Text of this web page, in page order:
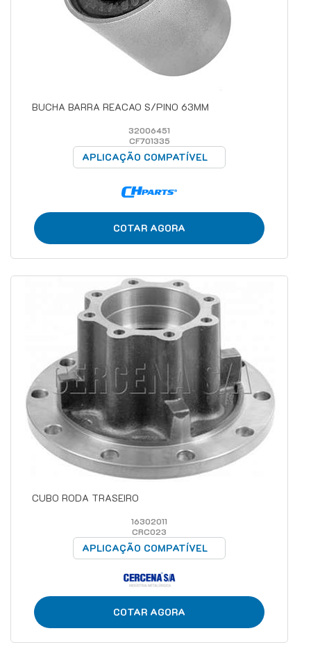
BUCHA BARRA REACAO S/PINO 63MM
32006451
CF701335
APLICAÇÃO COMPATÍVEL
COTAR AGORA
CUBO RODA TRASEIRO
16302011
CRC023
APLICAÇÃO COMPATÍVEL
COTAR AGORA